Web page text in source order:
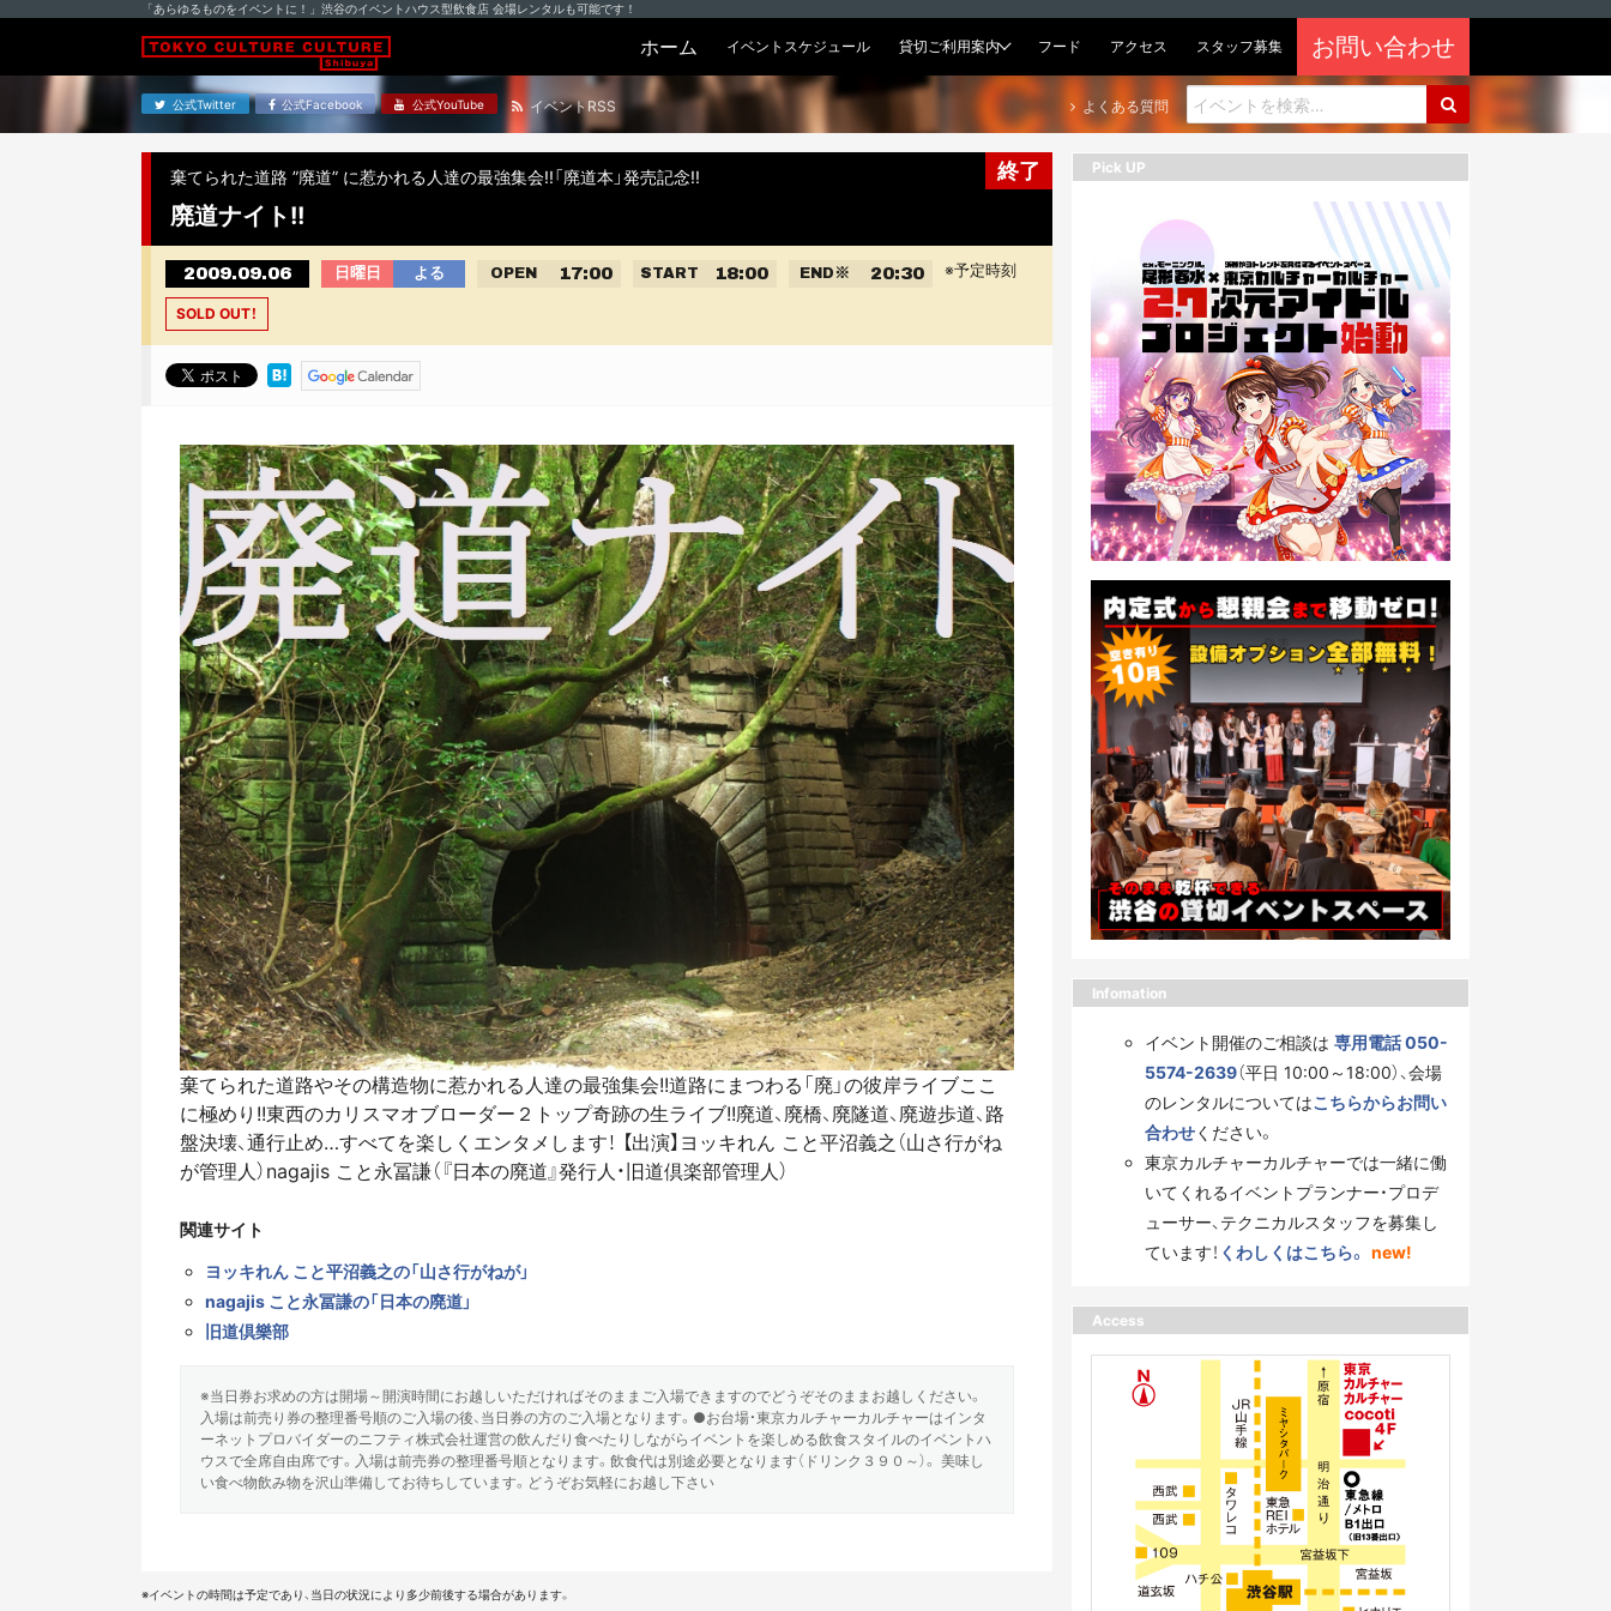
「あらゆるものをイベントに！」渋谷のイベントハウス型飲食店 会場レンタルも可能です！
ホーム イベントスケジュール 貸切ご利用案内 フード アクセス スタッフ募集 お問い合わせ
公式Twitter 公式Facebook 公式YouTube イベントRSS よくある質問
終了
棄てられた道路 ”廃道” に惹かれる人達の最強集会!!「廃道本」発売記念!!
廃道ナイト!!
2009.09.06 日曜日 よる OPEN 17:00 START 18:00 END ※ 20:30 ※予定時刻
SOLD OUT！
棄てられた道路やその構造物に惹かれる人達の最強集会!!道路にまつわる「廃」の彼岸ライブここ
に極めり!!東西のカリスマオブローダー２トップ奇跡の生ライブ!!廃道、廃橋、廃隧道、廃遊歩道、路
盤決壊、通行止め…すべてを楽しくエンタメします！ 【出演】ヨッキれん こと平沼義之（山さ行がね
が管理人）nagajis こと永冨謙（『日本の廃道』発行人・旧道倶楽部管理人）
関連サイト
ヨッキれん こと平沼義之の「山さ行がねが」
nagajis こと永冨謙の「日本の廃道」
旧道倶樂部
※当日券お求めの方は開場～開演時間にお越しいただければそのままご入場できますのでどうぞそのままお越しください。
入場は前売り券の整理番号順のご入場の後、当日券の方のご入場となります。●お台場・東京カルチャーカルチャーはインタ
ーネットプロバイダーのニフティ株式会社運営の飲んだり食べたりしながらイベントを楽しめる飲食スタイルのイベントハ
ウスで全席自由席です。入場は前売券の整理番号順となります。飲食代は別途必要となります（ドリンク３９０～）。 美味し
い食べ物飲み物を沢山準備してお待ちしています。どうぞお気軽にお越し下さい
※イベントの時間は予定であり、当日の状況により多少前後する場合があります。
Pick UP
Infomation
イベント開催のご相談は 専用電話 050-
5574-2639（平日 10:00～18:00）、会場
のレンタルについてはこちらからお問い
合わせください。
東京カルチャーカルチャーでは一緒に働
いてくれるイベントプランナー・プロデ
ューサー、テクニカルスタッフを募集し
ています！ くわしくはこちら。 new!
Access